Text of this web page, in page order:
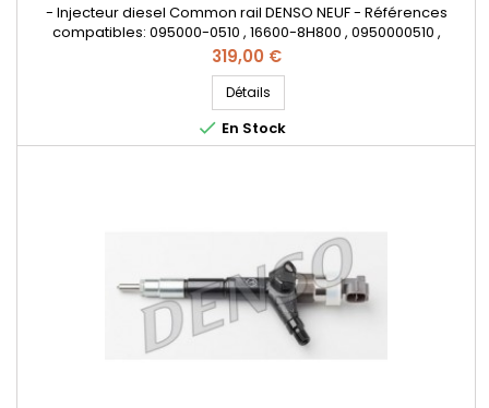
- Injecteur diesel Common rail DENSO NEUF - Références
compatibles: 095000-0510 , 16600-8H800 , 0950000510 ,
166008H800 , HRD606 - Pour motorisation Nissan X-TRAIL 2.2 DI
Pièce d'origine
Prix
319,00 €
Détails
 En Stock